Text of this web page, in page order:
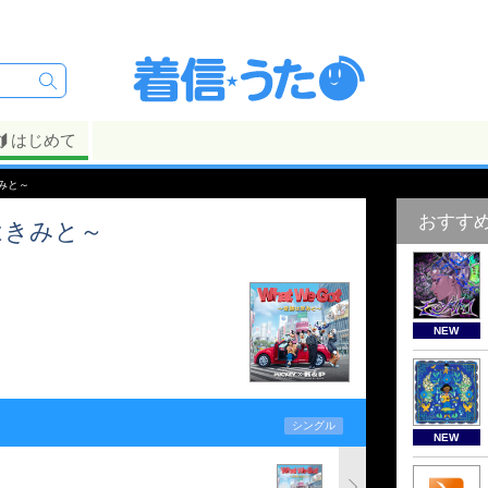
はじめて
と～
みと～
シングル
おすす
NEW
NEW